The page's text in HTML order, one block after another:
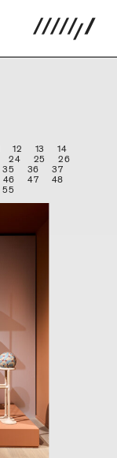
12 13
14
24 25
26
35 36
37
46 47
48
55